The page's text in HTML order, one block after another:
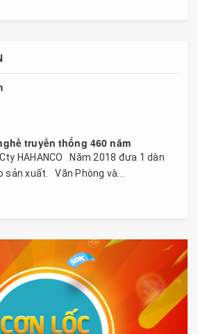
truyền thống 460 năm
HAHANCO Năm 2018 đưa 1 dàn
sản xuất. Văn Phòng và...